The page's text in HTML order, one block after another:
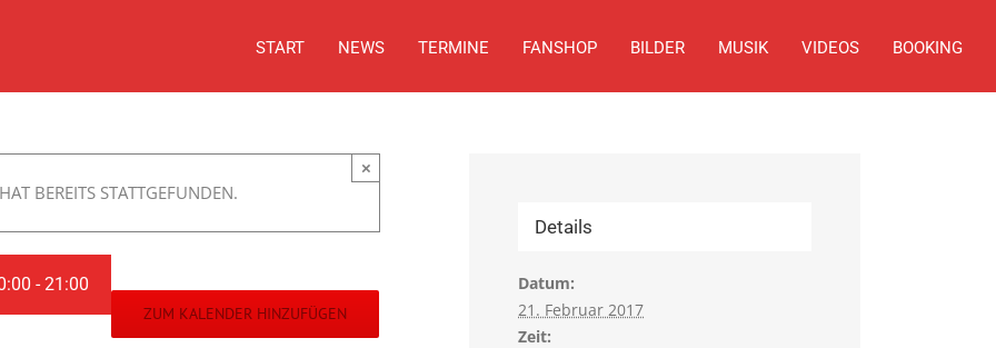
START NEWS TERMINE FANSHOP BILDER MUSIK VIDEOS BOOKING
BEREITS STATTGEFUNDEN.
×
- 21:00
ZUM KALENDER HINZUFÜGEN
Details
Datum:
21. Februar 2017
Zeit: